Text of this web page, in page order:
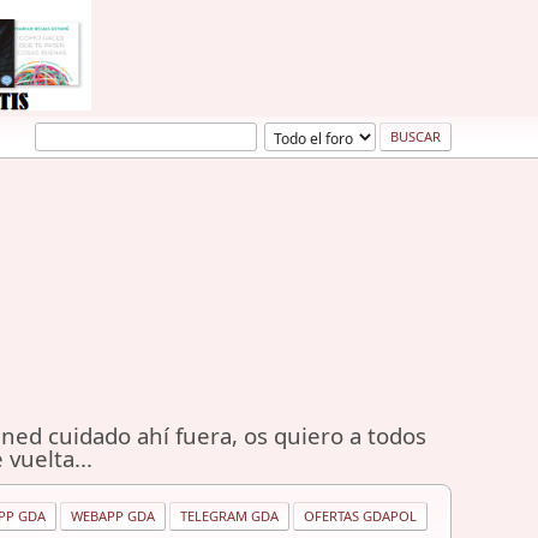
cuidado ahí fuera, os quiero a todos
vuelta...
GDA WEBAPP GDA TELEGRAM GDA OFERTAS GDAPOL